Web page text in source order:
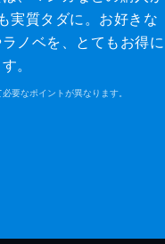
実質タダに。お好きな
ノベを、とてもお得に
。
要なポイントが異なります。